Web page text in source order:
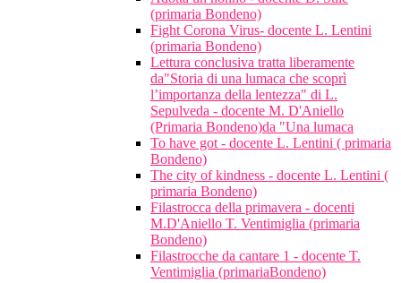
(primaria Bondeno)
Fight Corona Virus- docente L. Lentini
(primaria Bondeno)
Lettura conclusiva tratta liberamente
da"Storia di una lumaca che scoprì
l’importanza della lentezza" di L.
Sepulveda - docente M. D'Aniello
(Primaria Bondeno)da "Una lumaca
To have got - docente L. Lentini ( primaria
Bondeno)
The city of kindness - docente L. Lentini (
primaria Bondeno)
Filastrocca della primavera - docenti
M.D'Aniello T. Ventimiglia (primaria
Bondeno)
Filastrocche da cantare 1 - docente T.
Ventimiglia (primariaBondeno)